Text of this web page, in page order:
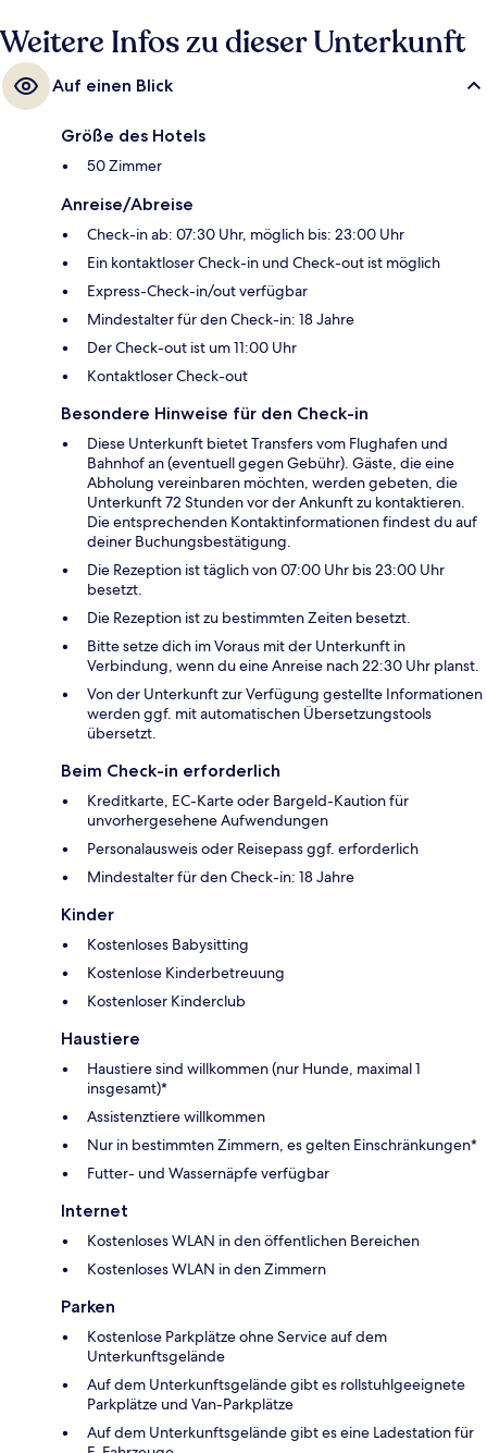
Weitere Infos zu dieser Unterkunft
Auf einen Blick
Größe des Hotels
50 Zimmer
Anreise/Abreise
Check-in ab: 07:30 Uhr, möglich bis: 23:00 Uhr
Ein kontaktloser Check-in und Check-out ist möglich
Express-Check-in/out verfügbar
Mindestalter für den Check-in: 18 Jahre
Der Check-out ist um 11:00 Uhr
Kontaktloser Check-out
Besondere Hinweise für den Check-in
Diese Unterkunft bietet Transfers vom Flughafen und
Bahnhof an (eventuell gegen Gebühr). Gäste, die eine
Abholung vereinbaren möchten, werden gebeten, die
Unterkunft 72 Stunden vor der Ankunft zu kontaktieren.
Die entsprechenden Kontaktinformationen findest du auf
deiner Buchungsbestätigung.
Die Rezeption ist täglich von 07:00 Uhr bis 23:00 Uhr
besetzt.
Die Rezeption ist zu bestimmten Zeiten besetzt.
Bitte setze dich im Voraus mit der Unterkunft in
Verbindung, wenn du eine Anreise nach 22:30 Uhr planst.
Von der Unterkunft zur Verfügung gestellte Informationen
werden ggf. mit automatischen Übersetzungstools
übersetzt.
Beim Check-in erforderlich
Kreditkarte, EC-Karte oder Bargeld-Kaution für
unvorhergesehene Aufwendungen
Personalausweis oder Reisepass ggf. erforderlich
Mindestalter für den Check-in: 18 Jahre
Kinder
Kostenloses Babysitting
Kostenlose Kinderbetreuung
Kostenloser Kinderclub
Haustiere
Haustiere sind willkommen (nur Hunde, maximal 1
insgesamt)*
Assistenztiere willkommen
Nur in bestimmten Zimmern, es gelten Einschränkungen*
Futter- und Wassernäpfe verfügbar
Internet
Kostenloses WLAN in den öffentlichen Bereichen
Kostenloses WLAN in den Zimmern
Parken
Kostenlose Parkplätze ohne Service auf dem
Unterkunftsgelände
Auf dem Unterkunftsgelände gibt es rollstuhlgeeignete
Parkplätze und Van-Parkplätze
Auf dem Unterkunftsgelände gibt es eine Ladestation für